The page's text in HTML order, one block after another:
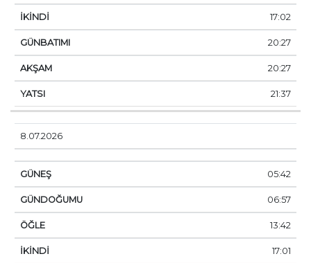
17:02
20:27
20:27
21:37
8.07.2026
05:42
06:57
13:42
17:01